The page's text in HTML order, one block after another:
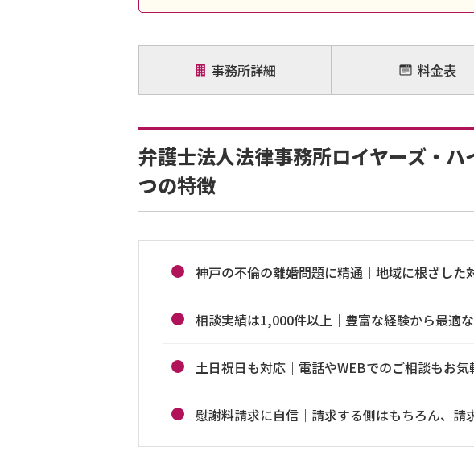
事務所詳細 料金表
弁護士法人法律事務所ロイヤーズ・
つの特徴
神戸の不倫の離婚問題に精通｜地域に根ざした
相談実績は1,000件以上｜豊富な経験から最適
土日祝日も対応｜電話やWEBでのご相談もお気
慰謝料請求に自信｜請求する側はもちろん、請